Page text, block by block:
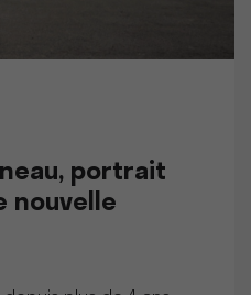
portrait
nouvelle